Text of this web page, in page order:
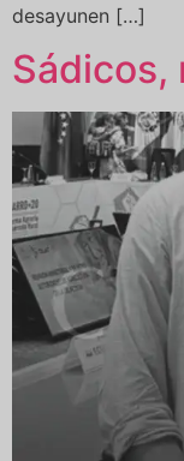
desayunen […]
Sádicos,